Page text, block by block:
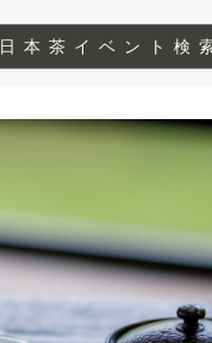
日本茶イベント検